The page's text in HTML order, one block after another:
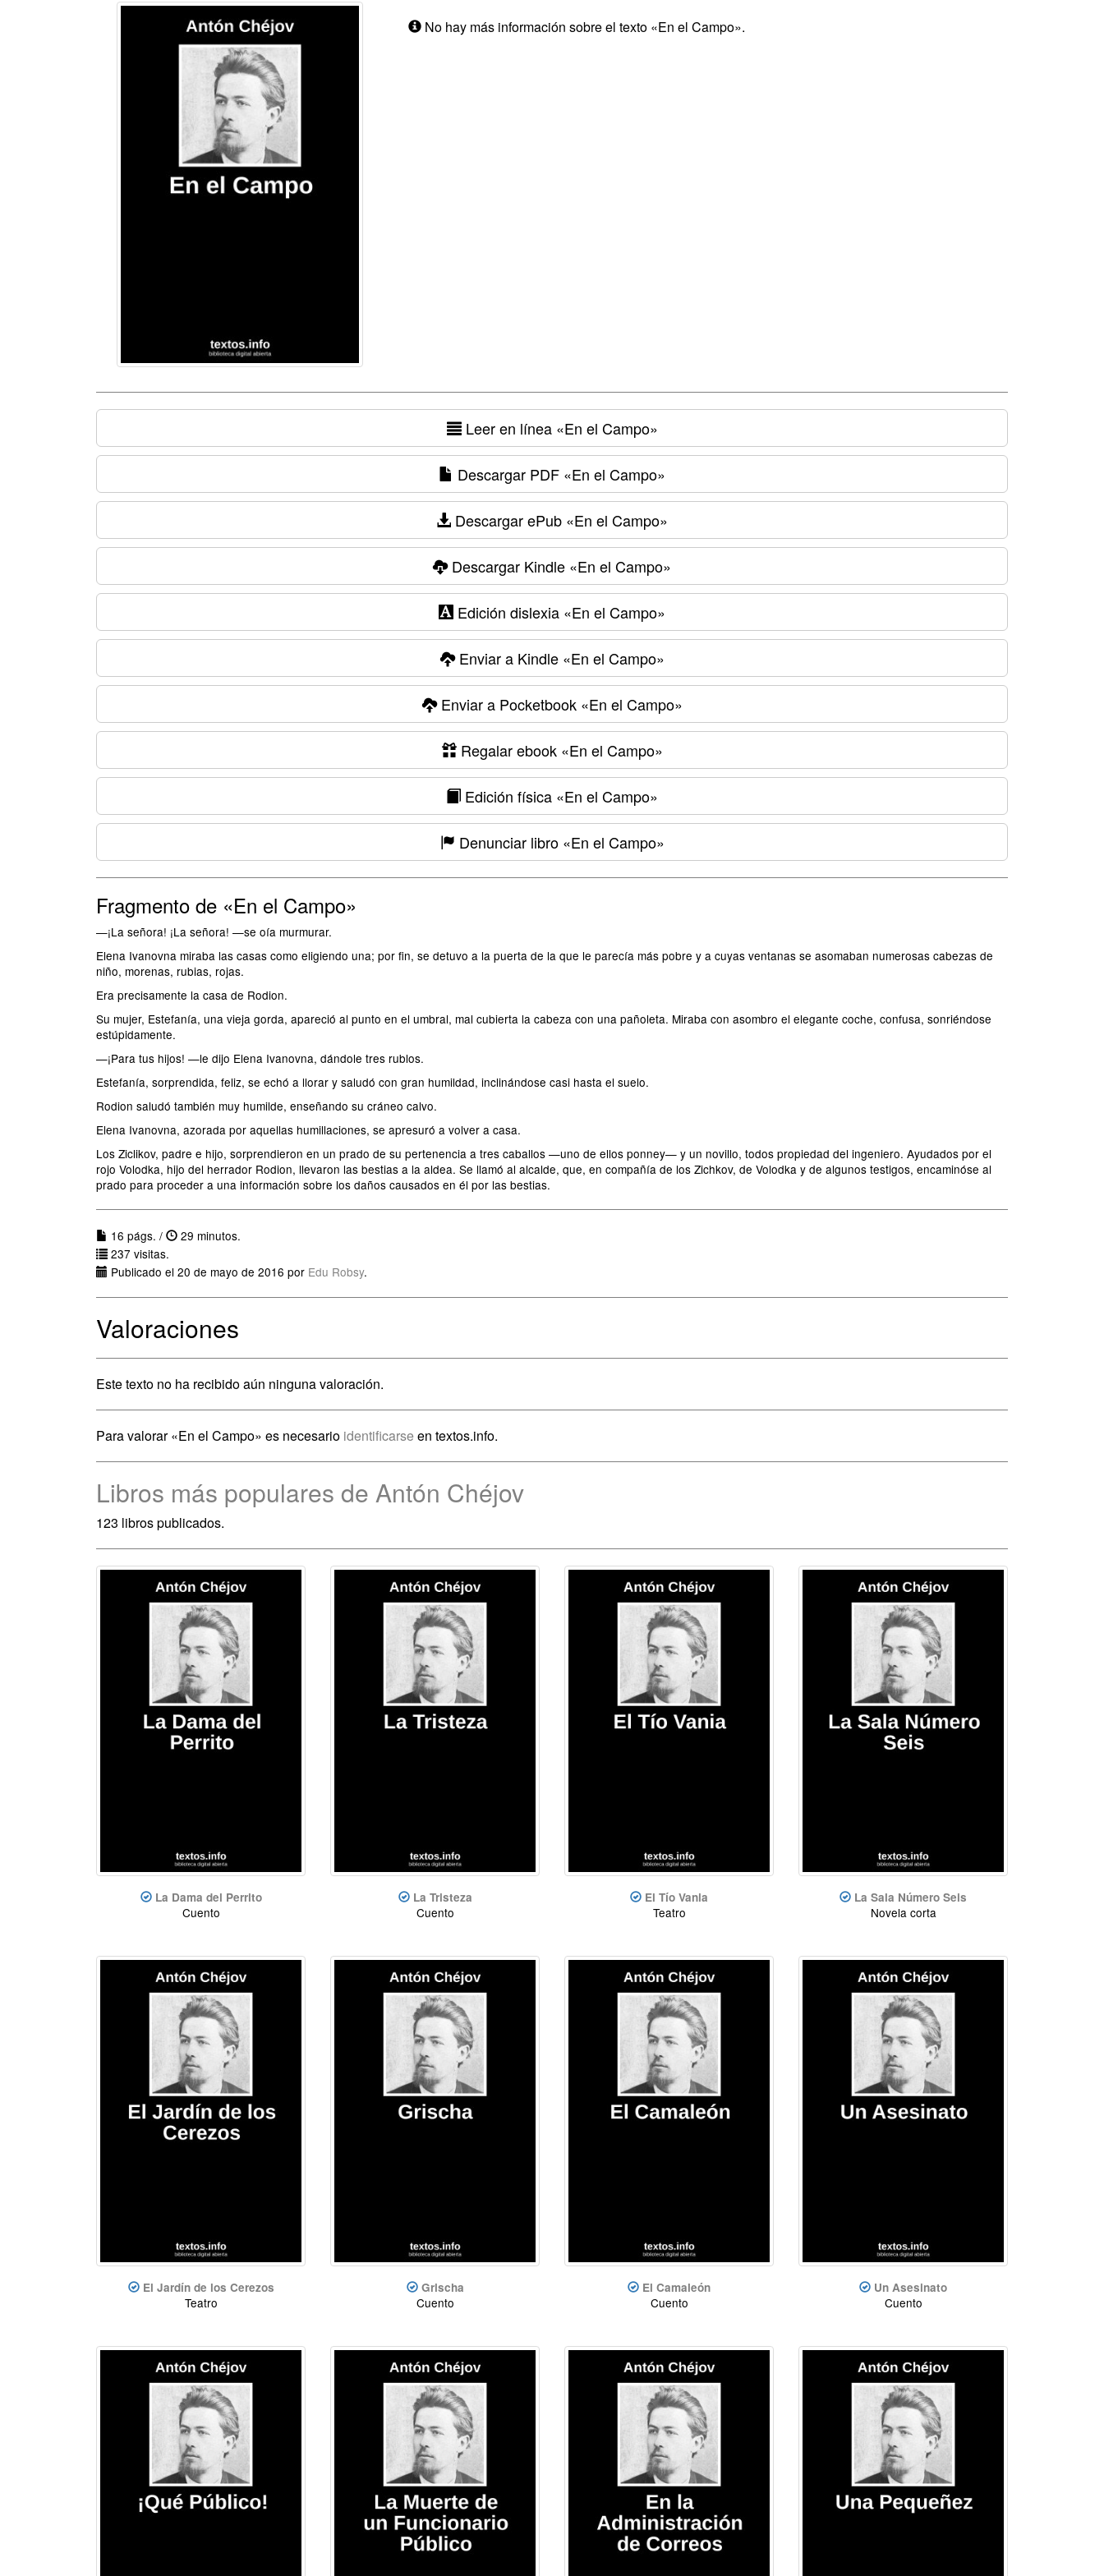
No hay más información sobre el texto «En el Campo».
Leer en línea«En el Campo»
Descargar PDF «En el Campo»
Descargar ePub «En el Campo»
Descargar Kindle «En el Campo»
Edición dislexia «En el Campo»
Enviar a Kindle«En el Campo»
Enviar a Pocketbook«En el Campo»
Regalar ebook«En el Campo»
Edición física «En el Campo»
Denunciar libro«En el Campo»
Fragmento de «En el Campo»
—¡La señora! ¡La señora! —se oía murmurar.
Elena Ivanovna miraba las casas como eligiendo una; por fin, se detuvo a la puerta de la que le parecía más pobre y a cuyas ventanas se asomaban numerosas cabezas de
niño, morenas, rubias, rojas.
Era precisamente la casa de Rodion.
Su mujer, Estefanía, una vieja gorda, apareció al punto en el umbral, mal cubierta la cabeza con una pañoleta. Miraba con asombro el elegante coche, confusa, sonriéndose
estúpidamente.
—¡Para tus hijos! —le dijo Elena Ivanovna, dándole tres rublos.
Estefanía, sorprendida, feliz, se echó a llorar y saludó con gran humildad, inclinándose casi hasta el suelo.
Rodion saludó también muy humilde, enseñando su cráneo calvo.
Elena Ivanovna, azorada por aquellas humillaciones, se apresuró a volver a casa.
Los Ziclikov, padre e hijo, sorprendieron en un prado de su pertenencia a tres caballos —uno de ellos ponney— y un novillo, todos propiedad del ingeniero. Ayudados por el
rojo Volodka, hijo del herrador Rodion, llevaron las bestias a la aldea. Se llamó al alcalde, que, en compañía de los Zichkov, de Volodka y de algunos testigos, encaminóse al
prado para proceder a una información sobre los daños causados en él por las bestias.
16 págs. /
29 minutos.
237 visitas.
Publicado el 20 de mayo de 2016 por Edu Robsy.
Valoraciones
Este texto no ha recibido aún ninguna valoración.
Para valorar «En el Campo» es necesario identificarse en textos.info.
Libros más populares de Antón Chéjov
123 libros publicados.
La Dama del Perrito
Cuento
La Tristeza
Cuento
El Tío Vania
Teatro
La Sala Número Seis
Novela corta
El Jardín de los Cerezos
Teatro
Grischa
Cuento
El Camaleón
Cuento
Un Asesinato
Cuento